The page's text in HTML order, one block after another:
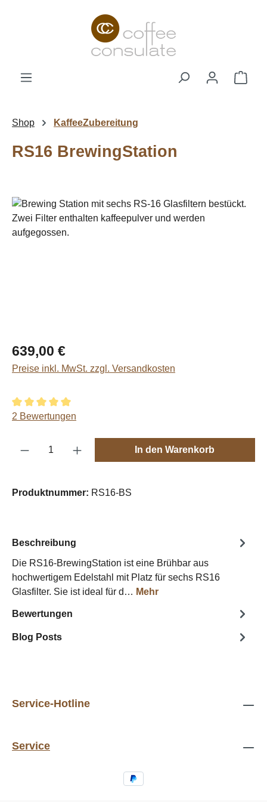
Zum Hauptinhalt springen
Shop KaffeeZubereitung
RS16 BrewingStation
Bildergalerie überspringen
Regulärer Preis:
639,00 €
Preise inkl. MwSt. zzgl. Versandkosten
Durchschnittliche Bewertung von 5 von 5 Sternen
2 Bewertungen
Produkt Anzahl: Gib den gewünschten
In den Warenkorb
Produktnummer: RS16-BS
Beschreibung
Die RS16-BrewingStation ist eine Brühbar aus
hochwertigem Edelstahl mit Platz für sechs RS16
Glasfilter. Sie ist ideal für d… Mehr
Bewertungen
Blog Posts
Service-Hotline
Service